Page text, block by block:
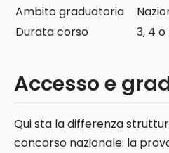
Ambito graduatoria
Durata corso
3, 4
Accesso e
Qui sta la differenza
concorso nazionale: la